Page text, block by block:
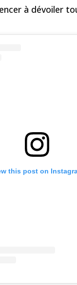
à dévoiler
this post on